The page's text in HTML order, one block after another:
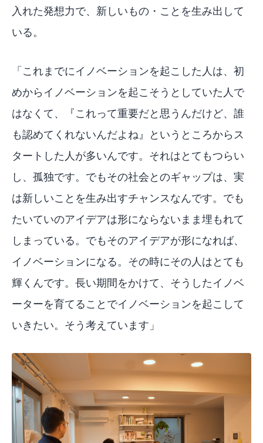
入れた発想力で、新しいもの・ことを生み出して
いる。
「これまでにイノベーションを起こした人は、初
めからイノベーションを起こそうとしていた人で
はなくて、『これって重要だと思うんだけど、誰
も認めてくれないんだよね』というところからス
タートした人が多いんです。それはとてもつらい
し、孤独です。でもその社会とのギャップは、実
は新しいことを生み出すチャンスなんです。でも
たいていのアイデアは形にならないまま埋もれて
しまっている。でもそのアイデアが形になれば、
イノベーションになる。その時にその人はとても
輝くんです。長い期間をかけて、そうしたイノベ
ーターを育てることでイノベーションを起こして
いきたい。そう考えています」